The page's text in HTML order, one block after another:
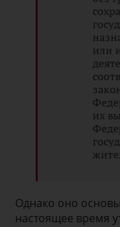
или
их
Однако оно
настоящее время